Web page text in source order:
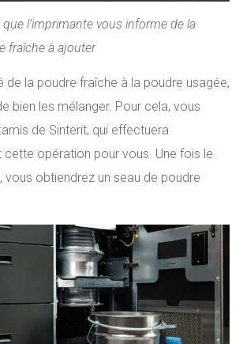
que l’imprimante vous informe de la
fraîche à ajouter
de la poudre fraîche à la poudre usagée,
bien les mélanger. Pour cela, vous
de Sinterit, qui effectuera
opération pour vous. Une fois le
vous obtiendrez un seau de poudre